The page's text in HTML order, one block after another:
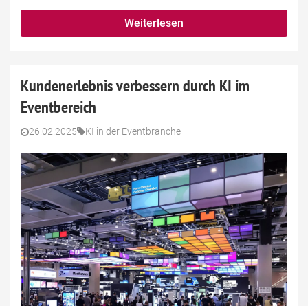
Weiterlesen
Kundenerlebnis verbessern durch KI im
Eventbereich
26.02.2025 KI in der Eventbranche